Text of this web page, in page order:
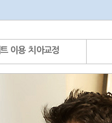
이용 치아교정